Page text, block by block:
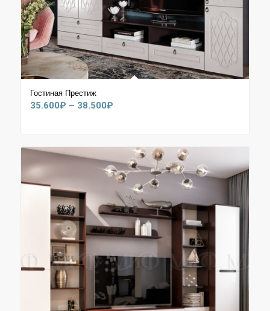
Гостиная Престиж
35.600₽ – 38.500₽Диапазон
–
38.500₽